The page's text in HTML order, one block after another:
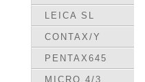
LEICA SL
CONTAX/Y
PENTAX645
MICRO 4/3